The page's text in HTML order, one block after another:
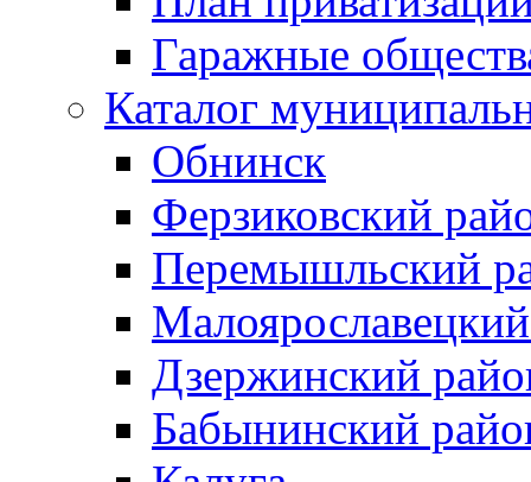
Гаражные
Каталог
Обнинск
Ферзиковский
Перемышльский
Дзержинский
Бабынинский